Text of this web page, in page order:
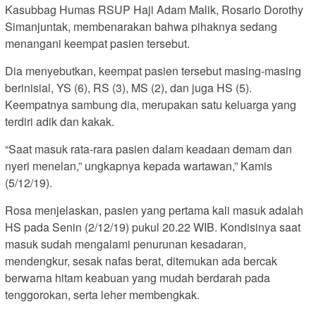
Kasubbag Humas RSUP Haji Adam Malik, Rosario Dorothy
Simanjuntak, membenarakan bahwa pihaknya sedang
menangani keempat pasien tersebut.
Dia menyebutkan, keempat pasien tersebut masing-masing
berinisial, YS (6), RS (3), MS (2), dan juga HS (5).
Keempatnya sambung dia, merupakan satu keluarga yang
terdiri adik dan kakak.
“Saat masuk rata-rara pasien dalam keadaan demam dan
nyeri menelan,” ungkapnya kepada wartawan,” Kamis
(5/12/19).
Rosa menjelaskan, pasien yang pertama kali masuk adalah
HS pada Senin (2/12/19) pukul 20.22 WIB. Kondisinya saat
masuk sudah mengalami penurunan kesadaran,
mendengkur, sesak nafas berat, ditemukan ada bercak
berwarna hitam keabuan yang mudah berdarah pada
tenggorokan, serta leher membengkak.